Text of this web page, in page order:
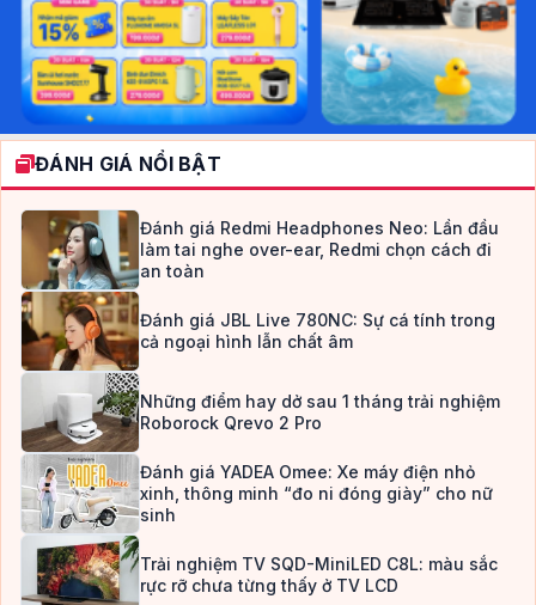
ĐÁNH GIÁ NỔI BẬT
Đánh giá Redmi Headphones Neo: Lần đầu
làm tai nghe over-ear, Redmi chọn cách đi
an toàn
Đánh giá JBL Live 780NC: Sự cá tính trong
cả ngoại hình lẫn chất âm
Những điểm hay dở sau 1 tháng trải nghiệm
Roborock Qrevo 2 Pro
Đánh giá YADEA Omee: Xe máy điện nhỏ
xinh, thông minh “đo ni đóng giày” cho nữ
sinh
Trải nghiệm TV SQD-MiniLED C8L: màu sắc
rực rỡ chưa từng thấy ở TV LCD